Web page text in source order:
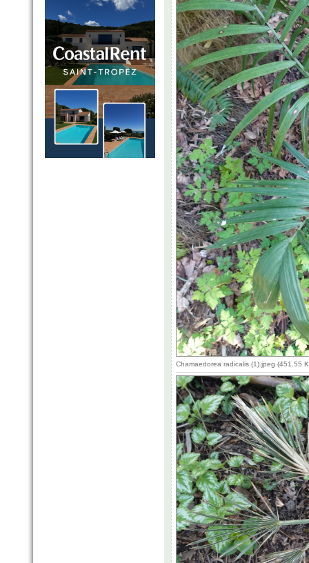
Chamaedorea radicalis (1).jpeg (451.55